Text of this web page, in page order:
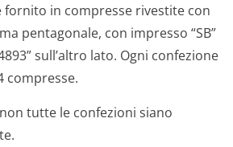
fornito in compresse rivestite con
pentagonale, con impresso “SB”
sull’altro lato. Ogni confezione
compresse.
non tutte le confezioni siano